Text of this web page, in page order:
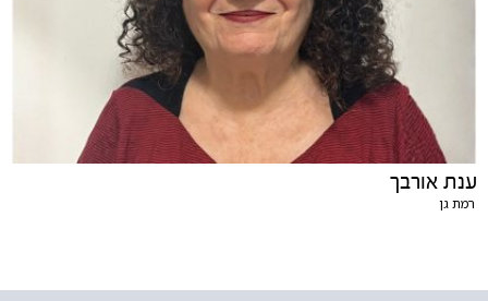
ענת אורבך
רמת גן